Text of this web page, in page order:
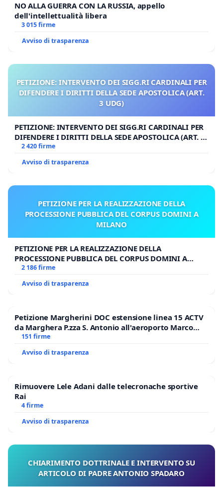
NO ALLA GUERRA CON LA RUSSIA, appello
dell'intellettualità libera
3 015 firme
Avviso di trasparenza
PETIZIONE: INTERVENTO DEI SIGG.RI CARDINALI PER
DIFENDERE I DIRITTI DELLA SEDE APOSTOLICA (ART.
3 UDG)
PETIZIONE: INTERVENTO DEI SIGG.RI CARDINALI PER
DIFENDERE I DIRITTI DELLA SEDE APOSTOLICA (ART. 3
UDG)
2 420 firme
Avviso di trasparenza
PETIZIONE PER LA REALIZZAZIONE DELLA
PROCESSIONE PUBBLICA DEL CORPUS DOMINI A
MILANO
PETIZIONE PER LA REALIZZAZIONE DELLA
PROCESSIONE PUBBLICA DEL CORPUS DOMINI A
MILANO
2 186 firme
Avviso di trasparenza
Petizione Margherini DOC estensione linea 15 ACTV
da Marghera P.zza S. Antonio all'aeroporto Marco
Polo tariffa a € 1,50
151 firme
Avviso di trasparenza
Rimuovere Lele Adani dalle telecronache sportive
Rai
4 firme
Avviso di trasparenza
CHIARIMENTO DOTTRINALE E INTERVENTO SU
ARTICOLO DI PADRE ANTONIO SPADARO